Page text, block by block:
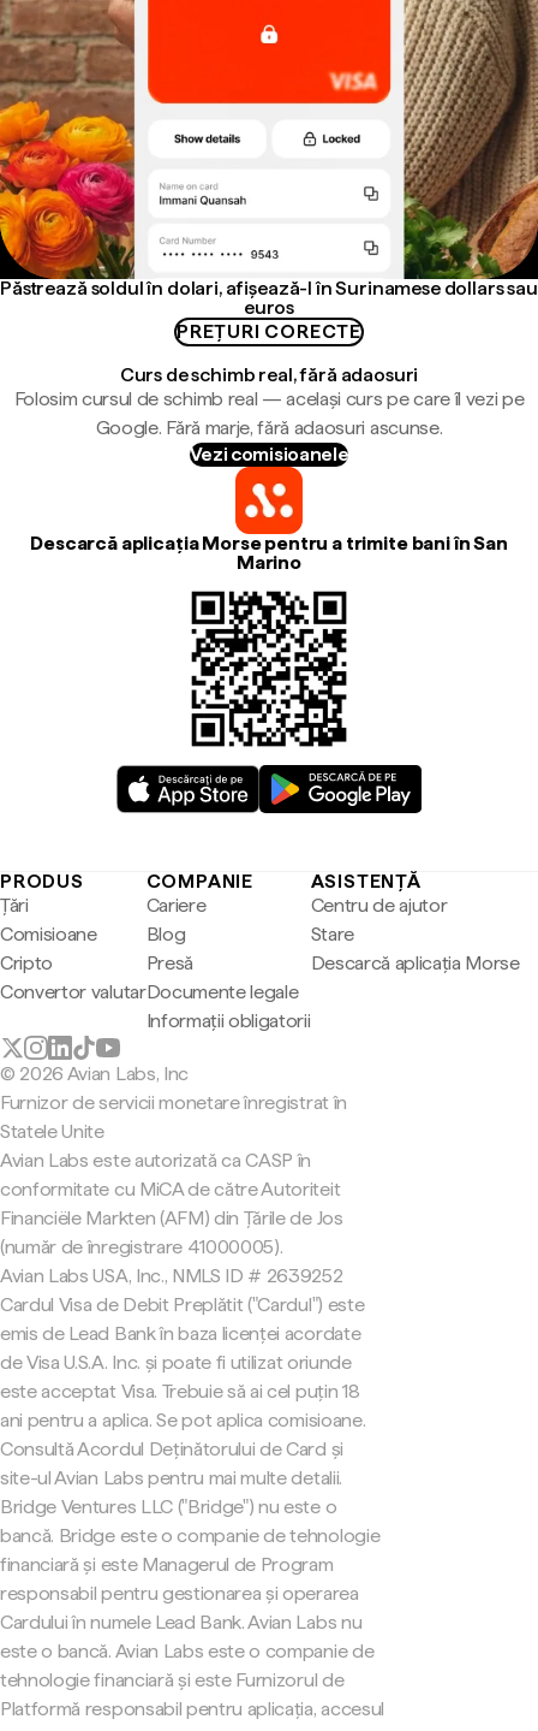
Păstrează soldul în dolari, afișează-l în Surinamese dollars sau
euros
PREȚURI CORECTE
Curs de schimb real, fără adaosuri
Folosim cursul de schimb real — același curs pe care îl vezi pe
Google. Fără marje, fără adaosuri ascunse.
Vezi comisioanele
Descarcă aplicația Morse pentru a trimite bani în San
Marino
PRODUS
Țări
Comisioane
Cripto
Convertor valutar
COMPANIE
Cariere
Blog
Presă
Documente legale
Informații obligatorii
ASISTENȚĂ
Centru de ajutor
Stare
Descarcă aplicația Morse
© 2026 Avian Labs, Inc
Furnizor de servicii monetare înregistrat în
Statele Unite
Avian Labs este autorizată ca CASP în
conformitate cu MiCA de către Autoriteit
Financiële Markten (AFM) din Țările de Jos
(număr de înregistrare 41000005).
Avian Labs USA, Inc., NMLS ID # 2639252
Cardul Visa de Debit Preplătit ("Cardul") este
emis de Lead Bank în baza licenței acordate
de Visa U.S.A. Inc. și poate fi utilizat oriunde
este acceptat Visa. Trebuie să ai cel puțin 18
ani pentru a aplica. Se pot aplica comisioane.
Consultă Acordul Deținătorului de Card și
site-ul Avian Labs pentru mai multe detalii.
Bridge Ventures LLC ("Bridge") nu este o
bancă. Bridge este o companie de tehnologie
financiară și este Managerul de Program
responsabil pentru gestionarea și operarea
Cardului în numele Lead Bank. Avian Labs nu
este o bancă. Avian Labs este o companie de
tehnologie financiară și este Furnizorul de
Platformă responsabil pentru aplicația, accesul